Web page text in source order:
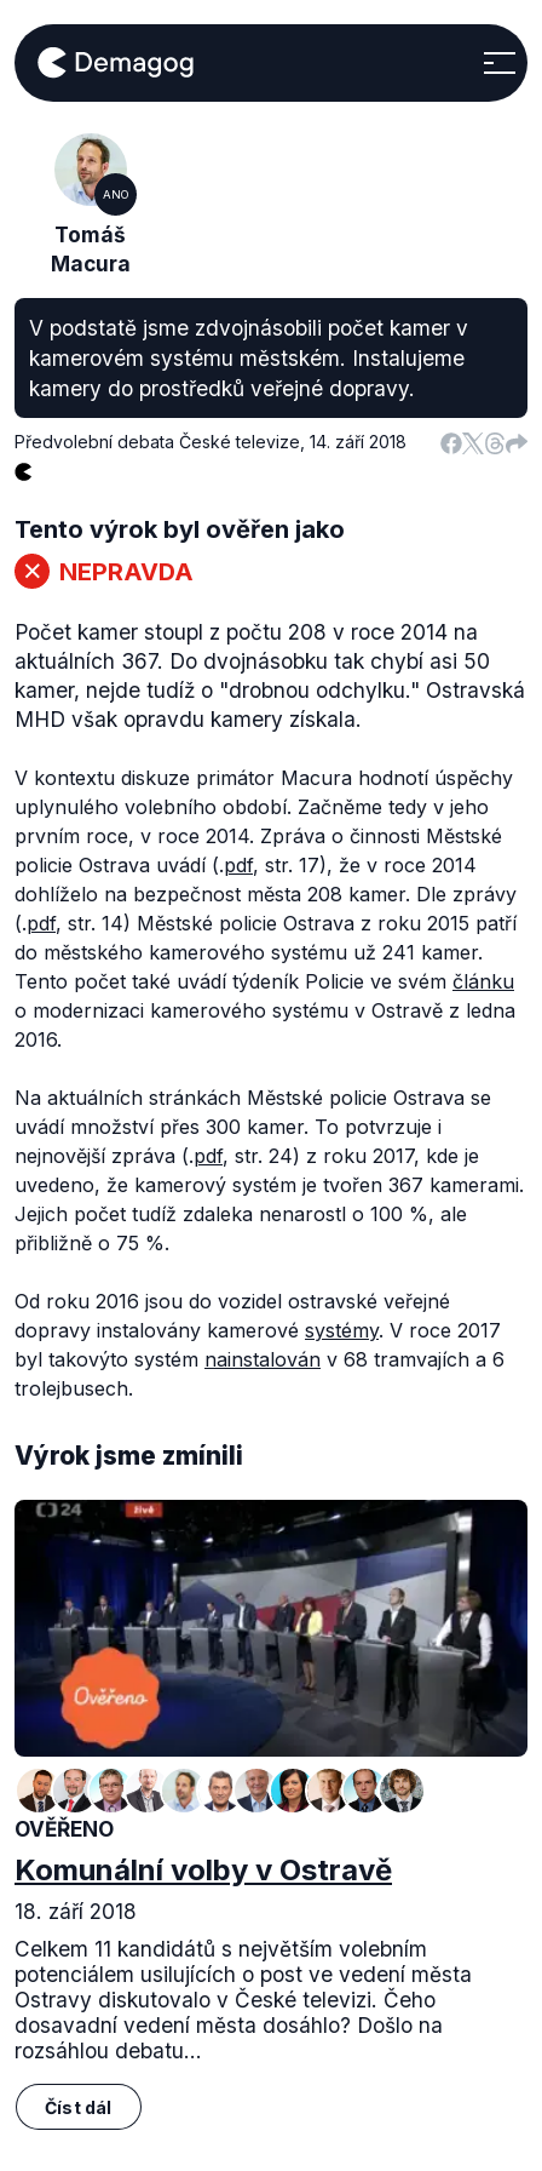
ANO
Tomáš
Macura
V podstatě jsme zdvojnásobili počet kamer v
kamerovém systému městském. Instalujeme
kamery do prostředků veřejné dopravy.
Předvolební debata České televize 14. září 2018
Tento výrok byl ověřen jako
NEPRAVDA
Počet kamer stoupl z počtu 208 v roce 2014 na
aktuálních 367. Do dvojnásobku tak chybí asi 50
kamer, nejde tudíž o "drobnou odchylku." Ostravská
MHD však opravdu kamery získala.
V kontextu diskuze primátor Macura hodnotí úspěchy
uplynulého volebního období. Začněme tedy v jeho
prvním roce, v roce 2014. Zpráva o činnosti Městské
policie Ostrava uvádí (.pdf, str. 17), že v roce 2014
dohlíželo na bezpečnost města 208 kamer. Dle zprávy
(.pdf, str. 14) Městské policie Ostrava z roku 2015 patří
do městského kamerového systému už 241 kamer.
Tento počet také uvádí týdeník Policie ve svém článku
o modernizaci kamerového systému v Ostravě z ledna
2016.
Na aktuálních stránkách Městské policie Ostrava se
uvádí množství přes 300 kamer. To potvrzuje i
nejnovější zpráva (.pdf, str. 24) z roku 2017, kde je
uvedeno, že kamerový systém je tvořen 367 kamerami.
Jejich počet tudíž zdaleka nenarostl o 100 %, ale
přibližně o 75 %.
Od roku 2016 jsou do vozidel ostravské veřejné
dopravy instalovány kamerové systémy. V roce 2017
byl takovýto systém nainstalován v 68 tramvajích a 6
trolejbusech.
Výrok jsme zmínili
OVĚŘENO
Komunální volby v Ostravě
18. září 2018
Celkem 11 kandidátů s největším volebním
potenciálem usilujících o post ve vedení města
Ostravy diskutovalo v České televizi. Čeho
dosavadní vedení města dosáhlo? Došlo na
rozsáhlou debatu...
Číst dál